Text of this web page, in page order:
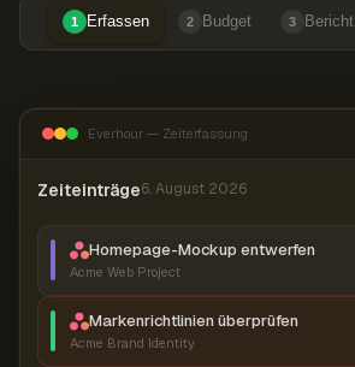
1 Erfassen 2 Budget 3 Bericht
Everhour — Zeiterfassung
Zeiteinträge6. August 2026
Homepage-Mockup entwerfen
Acme Web Project
Markenrichtlinien überprüfen
Acme Brand Identity